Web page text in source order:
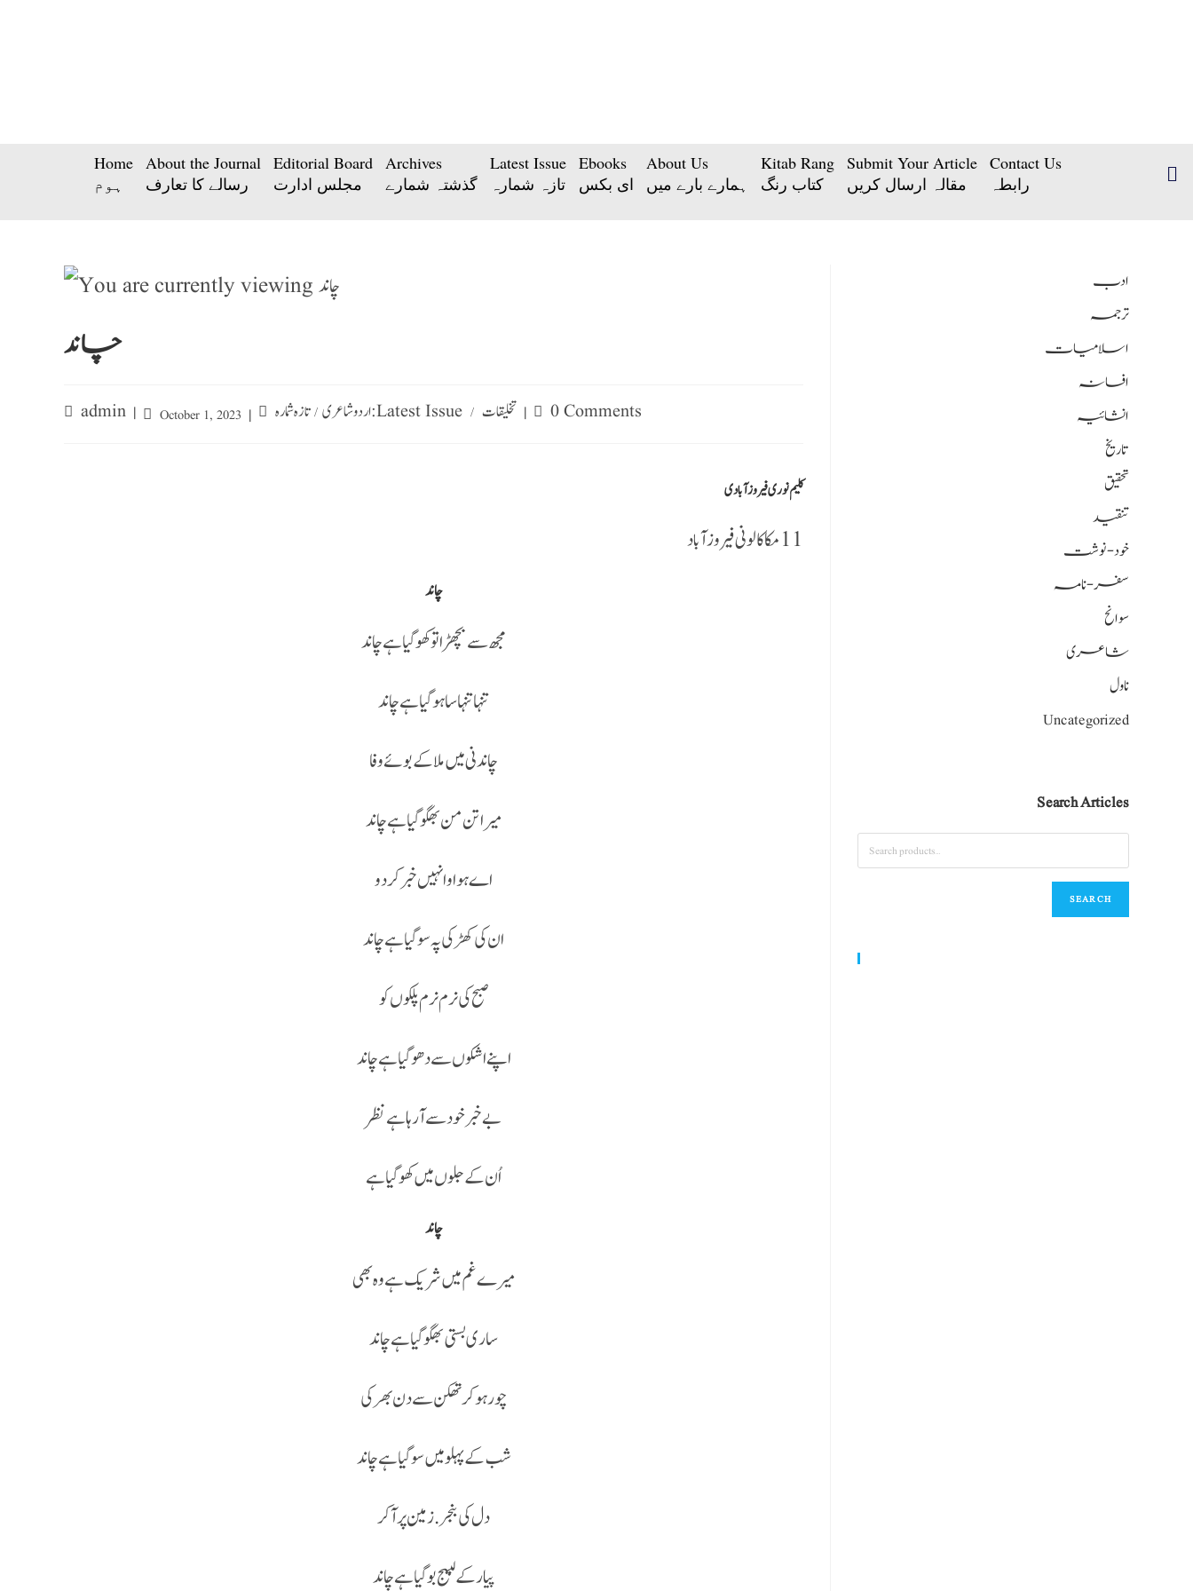
Home
ہوم
About the Journal
رسالے کا تعارف
Editorial Board
مجلس ادارت
Archives
گذشتہ شمارے
Latest Issue
تازہ شمارہ
Ebooks
ای بکس
About Us
ہمارے بارے میں
Kitab Rang
کتاب رنگ
Submit Your Article
مقالہ ارسال کریں
Contact Us
رابطہ
چاند
admin October 1, 2023 اردو شاعری / تازہ شمارہ : Latest Issue / تخلیقات 0 Comments
کلیم نوری فیروزآبادی
11 مکا کالونی فیروزآباد
چاند
مجھ سے بچھڑا تو کھو گیا ہے چاند
تنہا تنہا سا ہو گیا ہے چاند
چاندنی میں ملا کے بوئے وفا
میرا تن من بھگو گیا ہے چاند
اے ہواو انہیں خبر کر دو
ان کی کھڑ کی پہ سو گیا ہے چاند
صبح کی نرم نرم پلکوں کو
اپنے اشکوں سے دھو گیا ہے چاند
بے خبر خود سے آ رہا ہے نظر
اُن کے جلوں میں کھو گیا ہے
چاند
میرے غم میں شریک ہے وہ بھی
ساری بستی بھگو گیا ہے چاند
چور ہو کر تھکن سے دن بھر کی
شب کے پہلو میں سو گیا ہے چاند
دل کی بنجر. زمین پر آ کر
پیار کے لبیج بو گیا ہے چاند
ادب
ترجمہ
اسلامیات
افسانہ
انشائیہ
تاریخ
تحقیق
تنقید
خود-نوشت
سفر-نامہ
سوانح
شاعری
ناول
Uncategorized
Search Articles
SEARCH